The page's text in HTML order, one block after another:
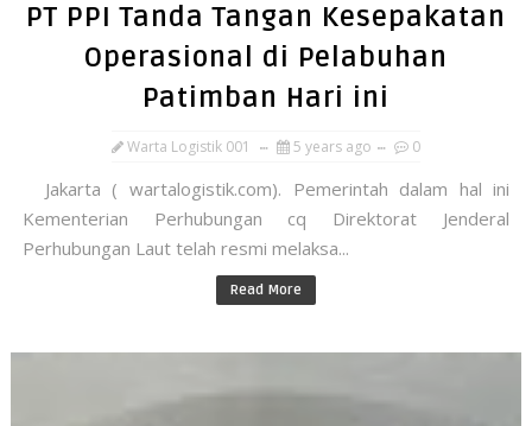
PT PPI Tanda Tangan Kesepakatan
Operasional di Pelabuhan
Patimban Hari ini
Warta Logistik 001 5 years ago 0
Jakarta ( wartalogistik.com). Pemerintah dalam hal ini
Kementerian Perhubungan cq Direktorat Jenderal
Perhubungan Laut telah resmi melaksa...
Read More